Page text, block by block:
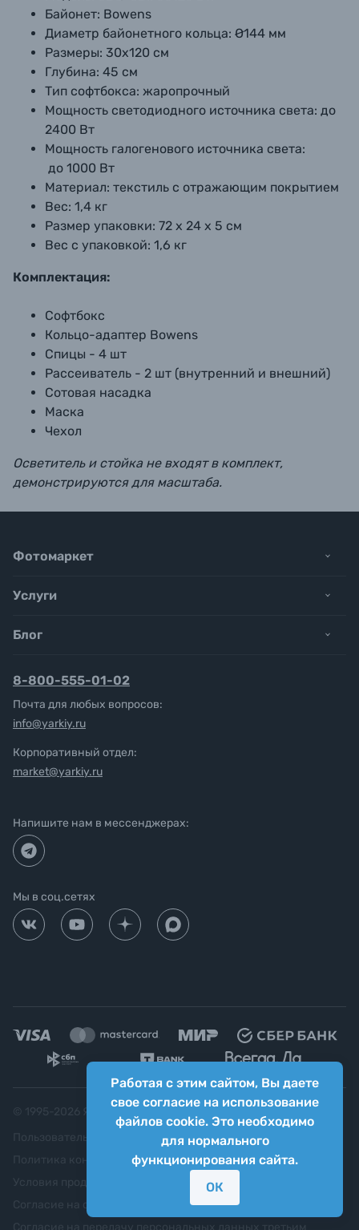
Байонет: Bowens
Диаметр байонетного кольца: Ø144 мм
Размеры: 30х120 см
Глубина: 45 см
Тип софтбокса: жаропрочный
Мощность светодиодного источника света: до
2400 Вт
Мощность галогенового источника света:
до 1000 Вт
Материал: текстиль с отражающим покрытием
Вес: 1,4 кг
Размер упаковки: 72 х 24 х 5 см
Вес с упаковкой: 1,6 кг
Комплектация:
Софтбокс
Кольцо-адаптер Bowens
Спицы - 4 шт
Рассеиватель - 2 шт (внутренний и внешний)
Сотовая насадка
Маска
Чехол
Осветитель и стойка не входят в комплект,
демонстрируются для масштаба.
Работая с этим сайтом, Вы даете
свое согласие на использование
файлов cookie. Это необходимо
для нормального
функционирования сайта.
ОК
Фотомаркет
Услуги
Блог
8-800-555-01-02
Почта для любых вопросов:
info@yarkiy.ru
Корпоративный отдел:
market@yarkiy.ru
Напишите нам в мессенджерах:
Мы в соц.сетях
Яркий фотомаркет ("Яркий Мир")
Пользовательское соглашение
Политика конфиденциальности
Согласие на обработку персональных данных
Согласие на передачу персональных данных третьим